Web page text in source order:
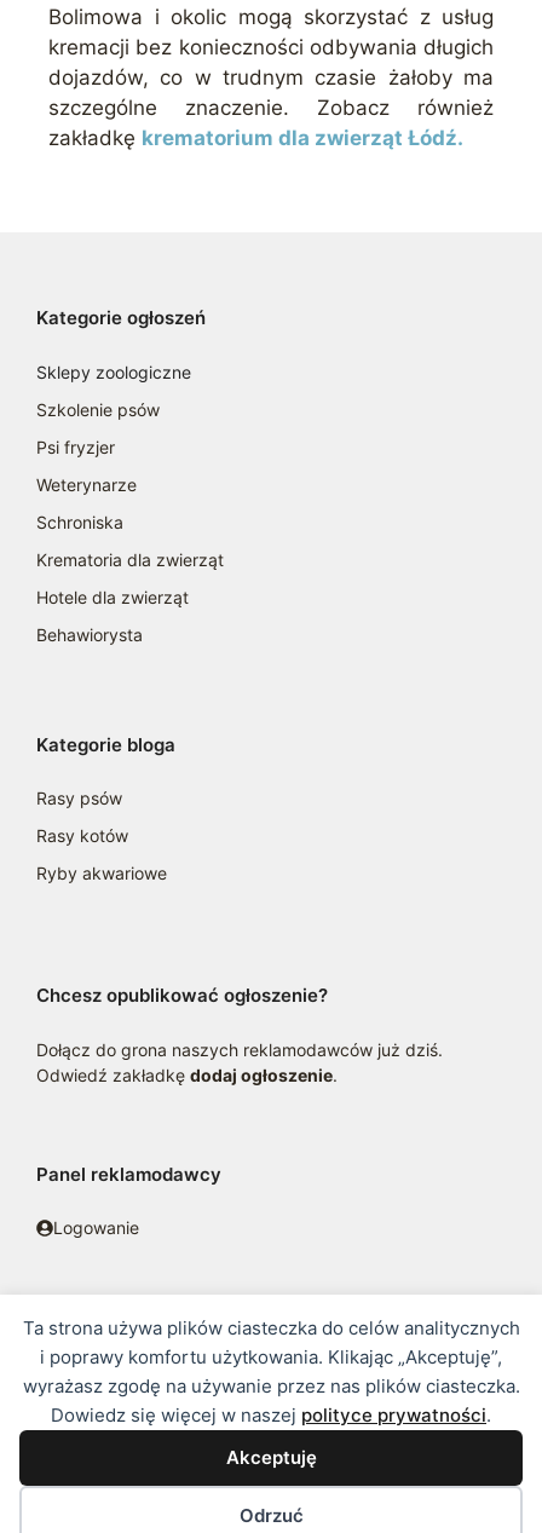
Ta strona używa plików ciasteczka do celów analitycznych
i poprawy komfortu użytkowania. Klikając „Akceptuję”,
wyrażasz zgodę na używanie przez nas plików ciasteczka.
Dowiedz się więcej w naszej polityce prywatności.
Akceptuję
Odrzuć
Bolimowa i okolic mogą skorzystać z usług
kremacji bez konieczności odbywania długich
dojazdów, co w trudnym czasie żałoby ma
szczególne znaczenie. Zobacz również
zakładkę krematorium dla zwierząt Łódź.
Kategorie ogłoszeń
Sklepy zoologiczne
Szkolenie psów
Psi fryzjer
Weterynarze
Schroniska
Krematoria dla zwierząt
Hotele dla zwierząt
Behawiorysta
Kategorie bloga
Rasy psów
Rasy kotów
Ryby akwariowe
Chcesz opublikować ogłoszenie?
Dołącz do grona naszych reklamodawców już dziś.
Odwiedź zakładkę dodaj ogłoszenie.
Panel reklamodawcy
Logowanie
© 2016 - 2026 zoosklepik.pl •Polityka prywatności• Sitemap
Treść niniejszej strony internetowej nie stanowi oferty w rozumieniu
prawa handlowego.